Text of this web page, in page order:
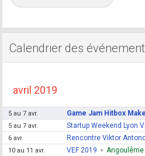
Calendrier des
avril 2019
5 au 7 avr. Game Jam Hitbox
5 au 7 avr. Startup Weekend Lyon
6 avr. Rencontre Viktor
10 au 11 avr. VEF 2019 Angoulême